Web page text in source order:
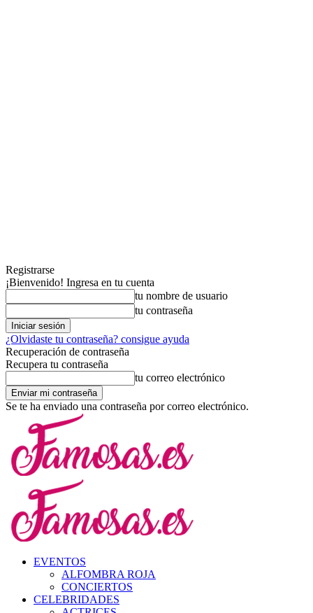
Registrarse
¡Bienvenido! Ingresa en tu cuenta
tu nombre de usuario
tu contraseña
¿Olvidaste tu contraseña? consigue ayuda
Recuperación de contraseña
Recupera tu contraseña
tu correo electrónico
Se te ha enviado una contraseña por correo electrónico.
EVENTOS
ALFOMBRA ROJA
CONCIERTOS
CELEBRIDADES